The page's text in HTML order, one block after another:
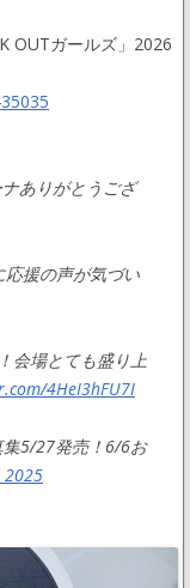
OUTガールズ」2026
ありがとうござ
応援の声が気づい
会場とても盛り上
4HeI3hFU7I
5/27発売！6/6お
2025